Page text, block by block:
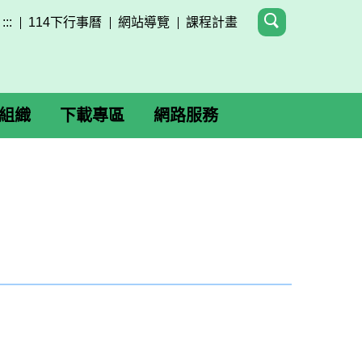
::: 114下行事曆 網站導覽 課程計畫
織 下載專區 網路服務